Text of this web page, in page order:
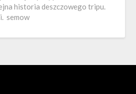
historia deszczowego tripu.
semow